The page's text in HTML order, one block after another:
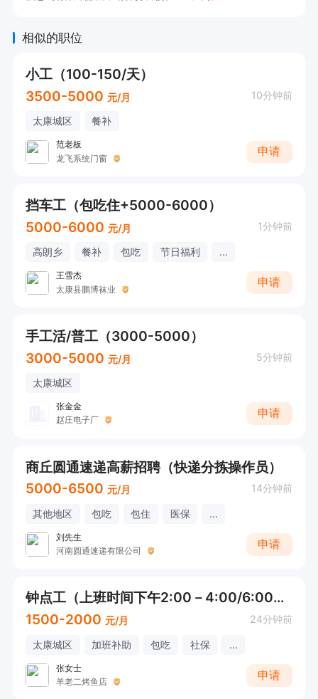
相似的职位
小工（100-150/天）
3500-5000 元/月 10分钟前
太康城区 餐补
范老板
龙飞系统门窗
申请
挡车工（包吃住+5000-6000）
5000-6000 元/月 1分钟前
高朗乡 餐补 包吃 节日福利 ...
王雪杰
太康县鹏博袜业
申请
手工活/普工（3000-5000）
3000-5000 元/月 5分钟前
太康城区
张金金
赵庄电子厂
申请
商丘圆通速递高薪招聘（快递分拣操作员）
5000-6500 元/月 14分钟前
其他地区 包吃 包住 医保 ...
刘先生
河南圆通速递有限公司
申请
钟点工（上班时间下午2:00－4:00/6:00－10:00）
1500-2000 元/月 24分钟前
太康城区 加班补助 包吃 社保 ...
张女士
羊老二烤鱼店
申请